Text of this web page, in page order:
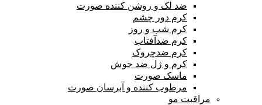
ضد لک و روشن کننده صورت
کرم دور چشم
کرم شب و روز
کرم ضدآفتاب
کرم ضدچروک
کرم و ژل ضد جوش
ماسک صورت
مرطوب کننده و آبرسان صورت
مراقبت مو